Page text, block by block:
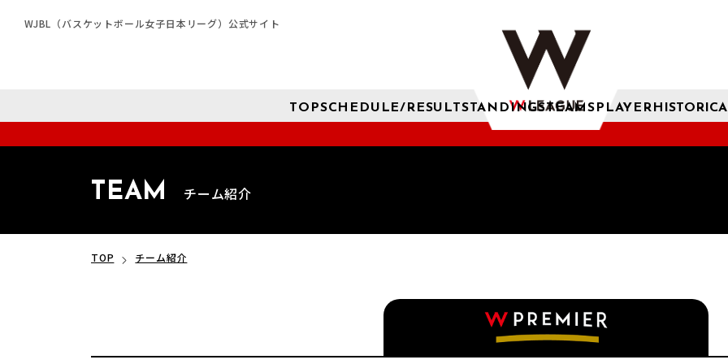
WJBL（バスケットボール女子日本リーグ）公式サイト
TOPSCHEDULE/RESULTSTANDINGSTEAMSPLAYER
TEAM チーム紹介
TOP チーム紹介